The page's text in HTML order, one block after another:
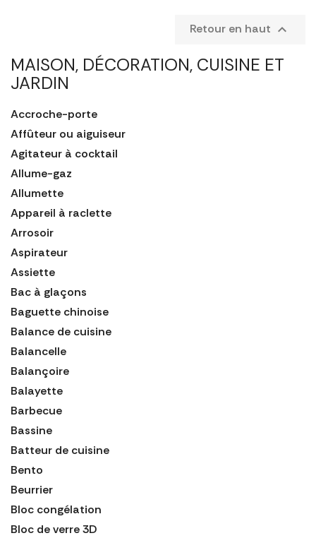
MAISON, DÉCORATION, CUISINE ET
JARDIN
Accroche-porte
Affûteur ou aiguiseur
Agitateur à cocktail
Allume-gaz
Allumette
Appareil à raclette
Arrosoir
Aspirateur
Assiette
Bac à glaçons
Baguette chinoise
Balance de cuisine
Balancelle
Balançoire
Balayette
Barbecue
Bassine
Batteur de cuisine
Bento
Beurrier
Bloc congélation
Bloc de verre 3D
Retour en haut 